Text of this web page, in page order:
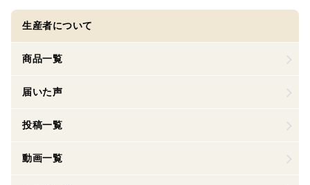
生産者について
商品一覧
届いた声
投稿一覧
動画一覧